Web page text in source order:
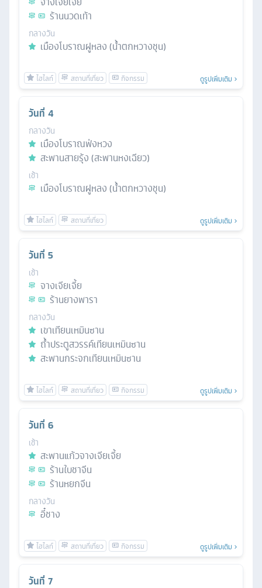
ร้านนวดเท้า
กลางวัน
เมืองโบราณฝูหลง (น้ำตกหวางชุน)
ดูรูปเพิ่มเติม
วันที่ 4
กลางวัน
เมืองโบราณฟ่งหวง
สะพานสายรุ้ง (สะพานหงเฉียว)
เช้า
เมืองโบราณฝูหลง (น้ำตกหวางชุน)
ดูรูปเพิ่มเติม
วันที่ 5
เช้า
จางเจียเจี้ย
ร้านยางพารา
กลางวัน
เขาเทียนเหมินซาน
ถ้ำประตูสวรรค์เทียนเหมินซาน
สะพานกระจกเทียนเหมินซาน
ดูรูปเพิ่มเติม
วันที่ 6
เช้า
สะพานแก้วจางเจียเจี้ย
ร้านใบชาจีน
ร้านหยกจีน
กลางวัน
อี๋ชาง
ดูรูปเพิ่มเติม
วันที่ 7